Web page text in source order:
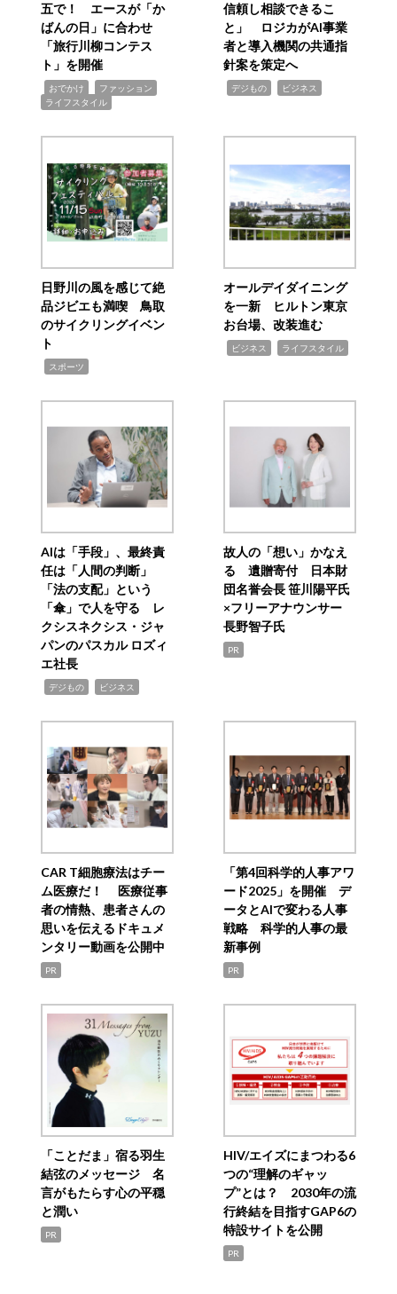
五で！ エースが「か
ばんの日」に合わせ
「旅行川柳コンテス
ト」を開催
おでかけ ファッション
ライフスタイル
信頼し相談できるこ
と」 ロジカがAI事業
者と導入機関の共通指
針案を策定へ
デジもの ビジネス
日野川の風を感じて絶
品ジビエも満喫 鳥取
のサイクリングイベン
ト
スポーツ
オールデイダイニング
を一新 ヒルトン東京
お台場、改装進む
ビジネス ライフスタイル
AIは「手段」、最終責
任は「人間の判断」
「法の支配」という
「傘」で人を守る レ
クシスネクシス・ジャ
パンのパスカル ロズィ
エ社長
デジもの ビジネス
故人の「想い」かなえ
る 遺贈寄付 日本財
団名誉会長 笹川陽平氏
×フリーアナウンサー
長野智子氏
PR
CAR T細胞療法はチー
ム医療だ！ 医療従事
者の情熱、患者さんの
思いを伝えるドキュメ
ンタリー動画を公開中
PR
「第4回科学的人事アワ
ード2025」を開催 デ
ータとAIで変わる人事
戦略 科学的人事の最
新事例
PR
「ことだま」宿る羽生
結弦のメッセージ 名
言がもたらす心の平穏
と潤い
PR
HIV/エイズにまつわる6
つの“理解のギャッ
プ”とは？ 2030年の流
行終結を目指すGAP6の
特設サイトを公開
PR